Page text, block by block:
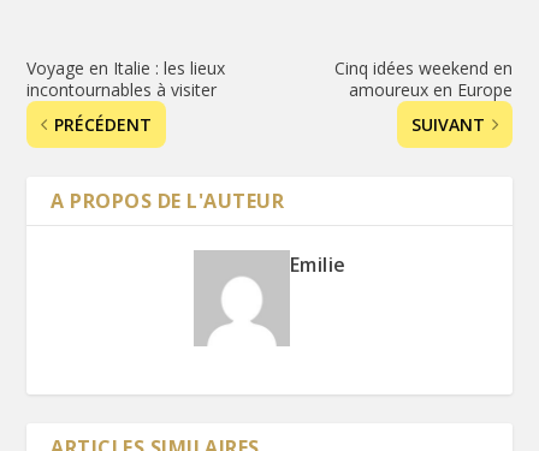
Voyage en Italie : les lieux
incontournables à visiter
PRÉCÉDENT
Cinq idées weekend en
amoureux en Europe
SUIVANT
A PROPOS DE L'AUTEUR
Emilie